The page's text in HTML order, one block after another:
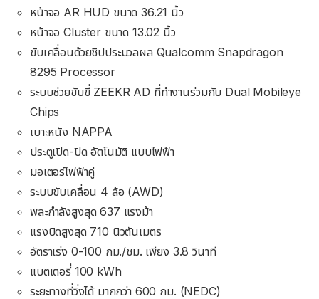
หน้าจอ AR HUD ขนาด 36.21 นิ้ว
หน้าจอ Cluster ขนาด 13.02 นิ้ว
ขับเคลื่อนด้วยชิปประมวลผล Qualcomm Snapdragon
8295 Processor
ระบบช่วยขับขี่ ZEEKR AD ที่ทำงานร่วมกับ Dual Mobileye
Chips
เบาะหนัง NAPPA
ประตูเปิด-ปิด อัตโนมัติ แบบไฟฟ้า
มอเตอร์ไฟฟ้าคู่
ระบบขับเคลื่อน 4 ล้อ (AWD)
พละกำลังสูงสุด 637 แรงม้า
แรงบิดสูงสุด 710 นิวตันเมตร
อัตราเร่ง 0-100 กม./ชม. เพียง 3.8 วินาที
แบตเตอรี่ 100 kWh
ระยะทางที่วิ่งได้ มากกว่า 600 กม. (NEDC)